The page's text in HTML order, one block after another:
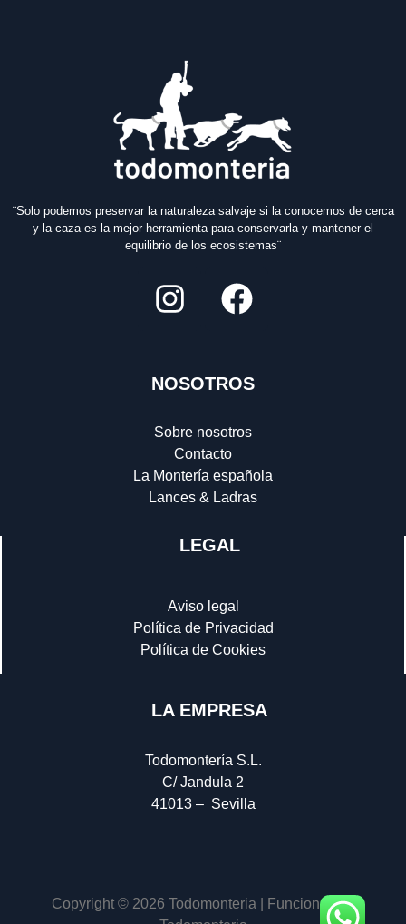
¨Solo podemos preservar la naturaleza salvaje si la conocemos de cerca
y la caza es la mejor herramienta para conservarla y mantener el
equilibrio de los ecosistemas¨
NOSOTROS
Sobre nosotros
Contacto
La Montería española
Lances & Ladras
LEGAL
Aviso legal
Política de Privacidad
Política de Cookies
LA EMPRESA
Todomontería S.L.
C/ Jandula 2
41013 – Sevilla
Copyright © 2026 Todomonteria | Funciona con